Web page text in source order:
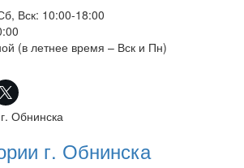
Вск: 10:00-18:00
(в летнее время – Вск и Пн)
г. Обнинска